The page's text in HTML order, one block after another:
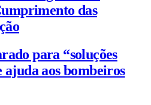
das
para “soluções
aos bombeiros